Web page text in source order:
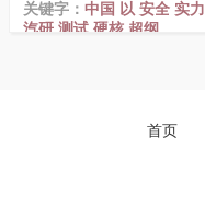
关键字： 中国 以 安全 实力
汽研 测试 硬核 超纲
首页